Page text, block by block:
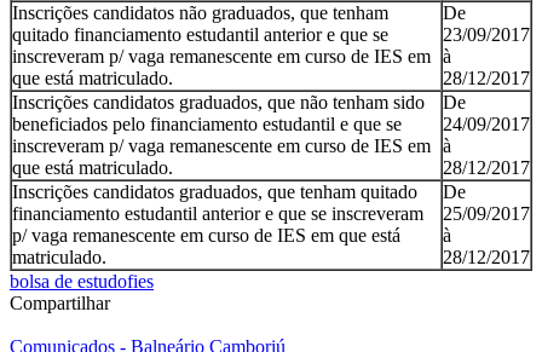
Inscrições candidatos não graduados, que tenham
quitado financiamento estudantil anterior e que se
inscreveram p/ vaga remanescente em curso de IES em
que está matriculado.
De
23/09/2017
à
28/12/2017
Inscrições candidatos graduados, que não tenham sido
beneficiados pelo financiamento estudantil e que se
inscreveram p/ vaga remanescente em curso de IES em
que está matriculado.
De
24/09/2017
à
28/12/2017
Inscrições candidatos graduados, que tenham quitado
financiamento estudantil anterior e que se inscreveram
p/ vaga remanescente em curso de IES em que está
matriculado.
De
25/09/2017
à
28/12/2017
bolsa de estudofies
Compartilhar
Comunicados - Balneário Camboriú